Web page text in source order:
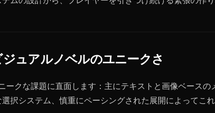
ュアルノベルのユニークさ
ークな課題に直面します：主にテキストと画像ベース
択システム、慎重にペーシングされた展開によってこれ